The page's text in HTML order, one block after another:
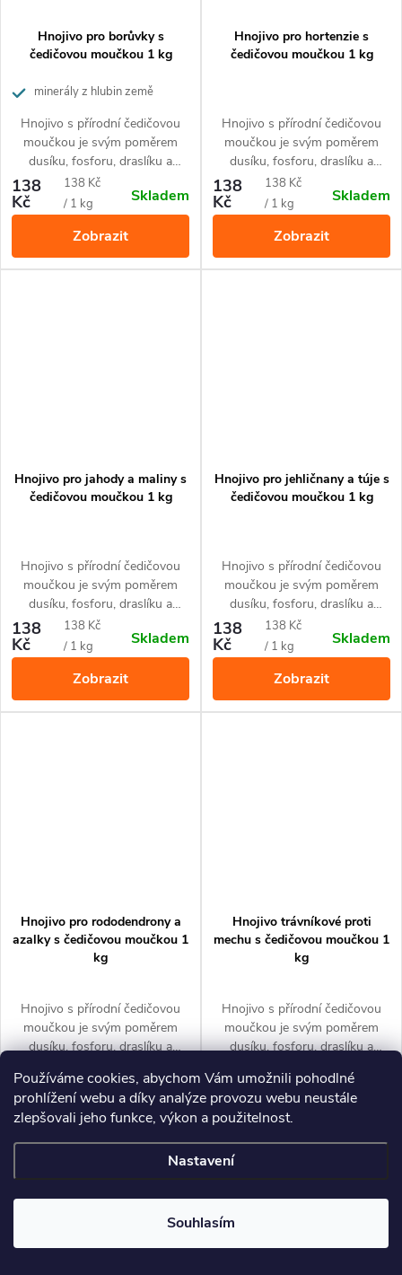
Používáme cookies, abychom Vám umožnili pohodlné
prohlížení webu a díky analýze provozu webu neustále
zlepšovali jeho funkce, výkon a použitelnost.
Nastavení
Souhlasím
Hnojivo pro borůvky s
čedičovou moučkou 1 kg
minerály z hlubin země
Hnojivo s přírodní čedičovou
moučkou je svým poměrem
dusíku, fosforu, draslíku a
železa přizpůsobené pro
borůvky.
138
Kč
Měrná
cena:
138 Kč
/ 1 kg
Skladem
Zobrazit
Hnojivo pro hortenzie s
čedičovou moučkou 1 kg
Hnojivo s přírodní čedičovou
moučkou je svým poměrem
dusíku, fosforu, draslíku a
železa přizpůsobené pro
všechny druhy hortenzií.
138
Kč
Měrná
cena:
138 Kč
/ 1 kg
Skladem
Zobrazit
Hnojivo pro jahody a maliny s
čedičovou moučkou 1 kg
Hnojivo s přírodní čedičovou
moučkou je svým poměrem
dusíku, fosforu, draslíku a
železa přizpůsobené pro jahody,
maliny a další drobné ovoce.
138
Kč
Měrná
cena:
138 Kč
/ 1 kg
Skladem
Zobrazit
Hnojivo pro jehličnany a túje s
čedičovou moučkou 1 kg
Hnojivo s přírodní čedičovou
moučkou je svým poměrem
dusíku, fosforu, draslíku a
železa přizpůsobené pro
všechny druhy jehličnanů a tújí.
138
Kč
Měrná
cena:
138 Kč
/ 1 kg
Skladem
Zobrazit
Hnojivo pro rododendrony a
azalky s čedičovou moučkou 1
kg
Hnojivo s přírodní čedičovou
moučkou je svým poměrem
dusíku, fosforu, draslíku a
všechny druhy rododendronů,
azalek a ostatních
kyselomilných rostlin.
138
Kč
cena:
/ 1 kg
Skladem
Zobrazit
Hnojivo trávníkové proti
mechu s čedičovou moučkou 1
kg
Hnojivo s přírodní čedičovou
moučkou je svým poměrem
dusíku, fosforu, draslíku a
okrasné trávníky.
138
Kč
cena:
138 Kč
/ 1 kg
Skladem
Zobrazit